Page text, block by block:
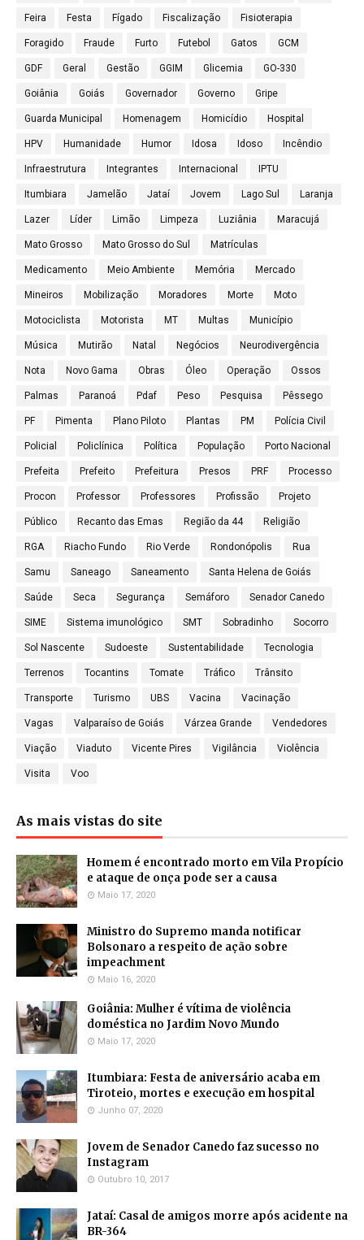
Feira Festa Fígado Fiscalização Fisioterapia
Foragido Fraude Furto Futebol Gatos GCM
GDF Geral Gestão GGIM Glicemia GO-330
Goiânia Goiás Governador Governo Gripe
Guarda Municipal Homenagem Homicídio Hospital
HPV Humanidade Humor Idosa Idoso Incêndio
Infraestrutura Integrantes Internacional IPTU
Itumbiara Jamelão Jataí Jovem Lago Sul Laranja
Lazer Líder Limão Limpeza Luziânia Maracujá
Mato Grosso Mato Grosso do Sul Matrículas
Medicamento Meio Ambiente Memória Mercado
Mineiros Mobilização Moradores Morte Moto
Motociclista Motorista MT Multas Município
Música Mutirão Natal Negócios Neurodivergência
Nota Novo Gama Obras Óleo Operação Ossos
Palmas Paranoá Pdaf Peso Pesquisa Pêssego
PF Pimenta Plano Piloto Plantas PM Polícia Civil
Policial Policlínica Política População Porto Nacional
Prefeita Prefeito Prefeitura Presos PRF Processo
Procon Professor Professores Profissão Projeto
Público Recanto das Emas Região da 44 Religião
RGA Riacho Fundo Rio Verde Rondonópolis Rua
Samu Saneago Saneamento Santa Helena de Goiás
Saúde Seca Segurança Semáforo Senador Canedo
SIME Sistema imunológico SMT Sobradinho Socorro
Sol Nascente Sudoeste Sustentabilidade Tecnologia
Terrenos Tocantins Tomate Tráfico Trânsito
Transporte Turismo UBS Vacina Vacinação
Vagas Valparaíso de Goiás Várzea Grande Vendedores
Viação Viaduto Vicente Pires Vigilância Violência
Visita Voo
As mais vistas do site
Homem é encontrado morto em Vila Propício
e ataque de onça pode ser a causa
Maio 17, 2020
Ministro do Supremo manda notificar
Bolsonaro a respeito de ação sobre
impeachment
Maio 16, 2020
Goiânia: Mulher é vítima de violência
doméstica no Jardim Novo Mundo
Maio 17, 2020
Itumbiara: Festa de aniversário acaba em
Tiroteio, mortes e execução em hospital
Junho 07, 2020
Jovem de Senador Canedo faz sucesso no
Instagram
Outubro 10, 2017
Jataí: Casal de amigos morre após acidente na
BR-364